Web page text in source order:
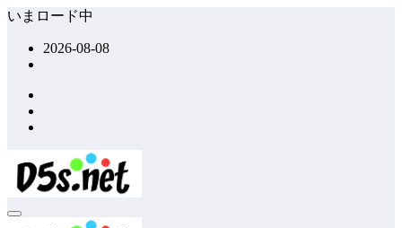
コ
ッ
プ
いまロード中
2026-08-08